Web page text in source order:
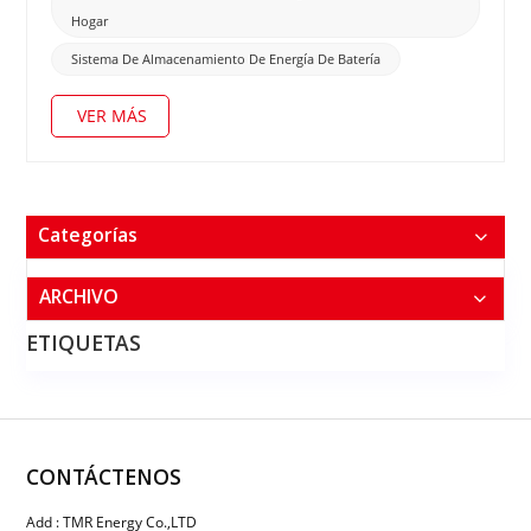
Hogar
Sistema De Almacenamiento De Energía De Batería
VER MÁS
Categorías
ARCHIVO
ETIQUETAS
CONTÁCTENOS
Add : TMR Energy Co.,LTD